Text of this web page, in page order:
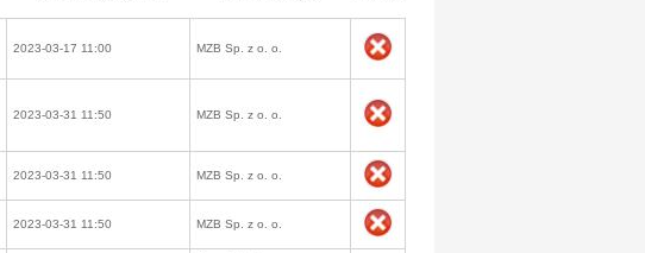
2023-03-17 11:00 MZB Sp. z o. o.
2023-03-31 11:50 MZB Sp. z o. o.
2023-03-31 11:50 MZB Sp. z o. o.
2023-03-31 11:50 MZB Sp. z o. o.